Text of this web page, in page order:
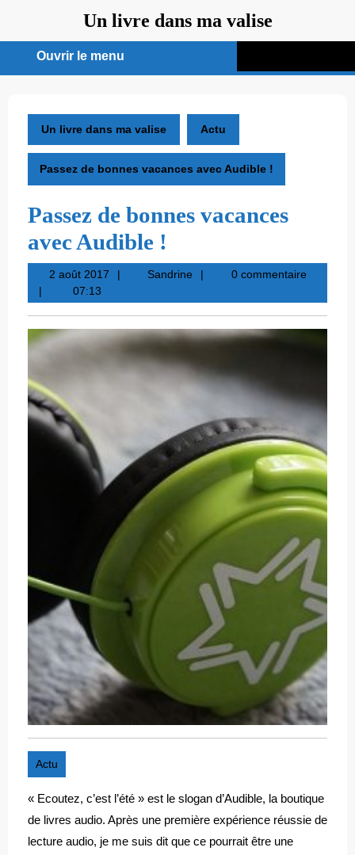
contenu
Un livre dans ma valise
Ouvrir le menu
menu
Un livre dans ma valise Actu
Passez de bonnes vacances avec Audible !
Passez de bonnes vacances
avec Audible !
2 août 20172
2017
SandrineSandrine0 commentaire
07:13
Actu
« Ecoutez, c’est l’été » est le slogan d’Audible, la boutique
de livres audio. Après une première expérience réussie de
lecture audio, je me suis dit que ce pourrait être une